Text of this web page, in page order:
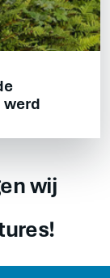
werd
wij